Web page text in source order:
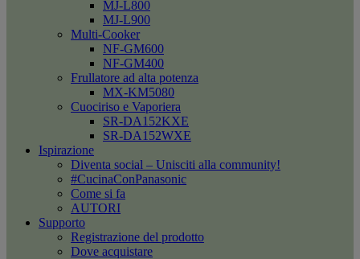
MJ-L800
MJ-L900
Multi-Cooker
NF-GM600
NF-GM400
Frullatore ad alta potenza
MX-KM5080
Cuociriso e Vaporiera
SR-DA152KXE
SR-DA152WXE
Ispirazione
Diventa social – Unisciti alla community!
#CucinaConPanasonic
Come si fa
AUTORI
Supporto
Registrazione del prodotto
Dove acquistare